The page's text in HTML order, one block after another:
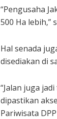
“Pengusaha
500 Ha lebih,”
Hal senada
disediakan di
“Jalan juga
dipastikan
Pariwisata DPP